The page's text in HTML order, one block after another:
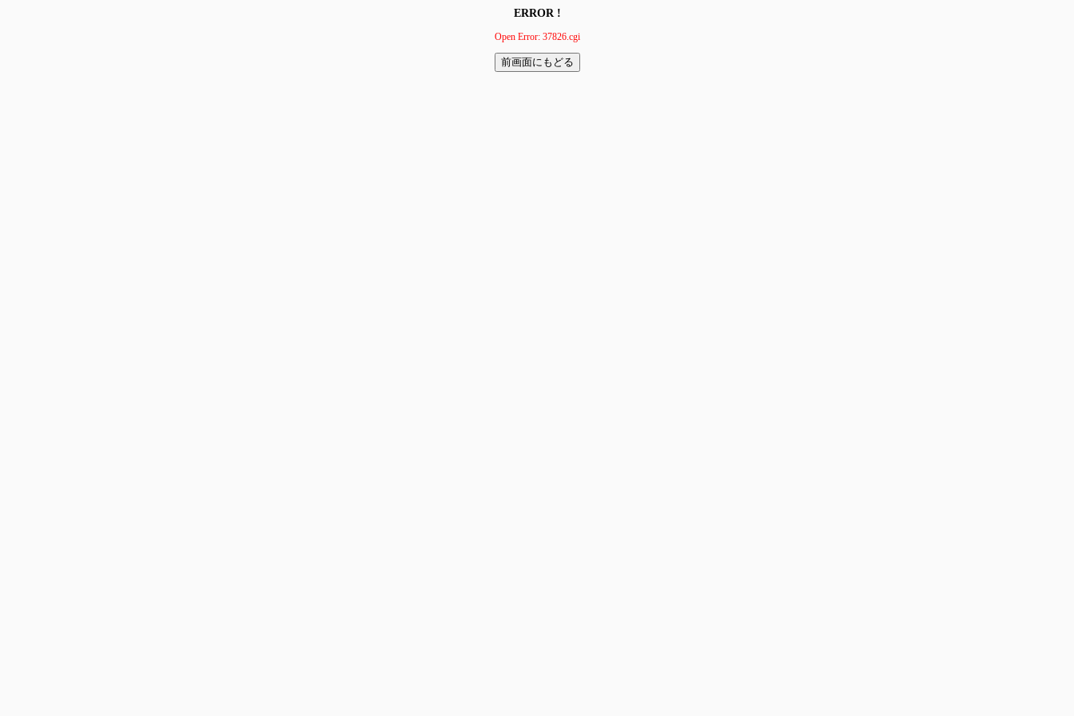
ERROR !
Open Error: 37826.cgi